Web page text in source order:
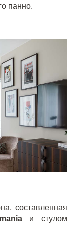
панно.
составленная
и стулом